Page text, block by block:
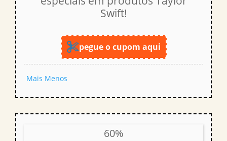
Swift!
pegue o cupom aqui
Mais Menos
60%